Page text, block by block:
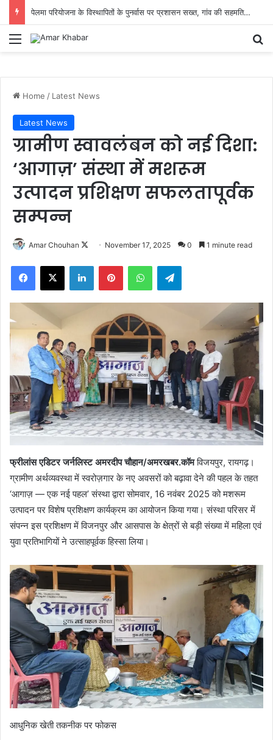
पेलमा परियोजना के विस्थापितों के पुनर्वास पर प्रशासन सख्त, गांव की सहमति से तय होगा नया ठिकाना
Menu
Home / Latest News
Latest News
ग्रामीण स्वावलंबन को नई दिशा:
‘आगाज़’ संस्था में मशरूम
उत्पादन प्रशिक्षण सफलतापूर्वक
सम्पन्न
Amar Chouhan
FollowNovember 17, 2025 0 1 minute read
Facebook
X LinkedInPinterestWhatsAppTelegram
फ्रीलांस एडिटर जर्नलिस्ट अमरदीप चौहान/अमरखबर.कॉमविजयपुर, रायगढ़।
ग्रामीण अर्थव्यवस्था में स्वरोज़गार के नए अवसरों को बढ़ावा देने की पहल के तहत
‘आगाज़ — एक नई पहल’ संस्था द्वारा सोमवार, 16 नवंबर 2025 को मशरूम
उत्पादन पर विशेष प्रशिक्षण कार्यक्रम का आयोजन किया गया। संस्था परिसर में
संपन्न इस प्रशिक्षण में विजनपुर और आसपास के क्षेत्रों से बड़ी संख्या में महिला एवं
युवा प्रतिभागियों ने उत्साहपूर्वक हिस्सा लिया।
आधुनिक खेती तकनीक पर फोकस